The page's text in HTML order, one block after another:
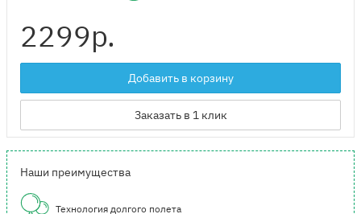
2299р.
Добавить в корзину
Заказать в 1 клик
Наши преимущества
Технология долгого полета